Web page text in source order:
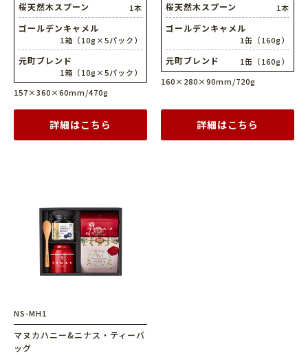
桜天然木スプーン 1本
ゴールデンキャメル
1箱（10g×5パック）
元町ブレンド
1箱（10g×5パック）
157×360×60mm/470g
詳細はこちら
桜天然木スプーン 1本
ゴールデンキャメル
1缶（160g）
元町ブレンド
1缶（160g）
160×280×90mm/720g
詳細はこちら
NS-MH1
マヌカハニー&ニナス・ティーバ
ッグ